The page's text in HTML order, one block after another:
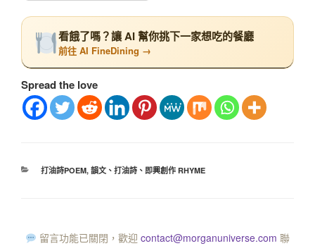
看餓了嗎？讓 AI 幫你挑下一家想吃的餐廳
前往 AI FineDining →
Spread the love
打油詩POEM, 韻文、打油詩、即興創作 RHYME
留言功能已關閉，歡迎 contact@morganuniverse.com 聯